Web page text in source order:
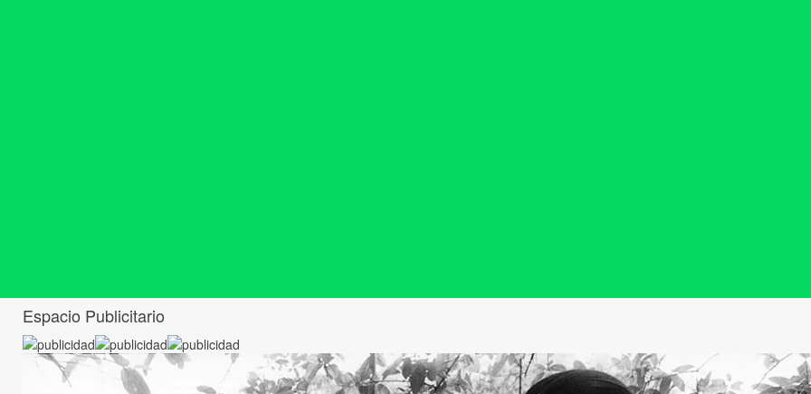
Espacio Publicitario